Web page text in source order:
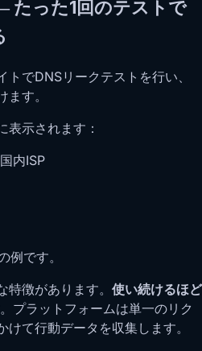
たった1回のテストで
でDNSリークテストを行い、
す。
表示されます：
内ISP
例です。
徴があります。 使い続けるほど
プラットフォームは単一のリク
て行動データを収集します。